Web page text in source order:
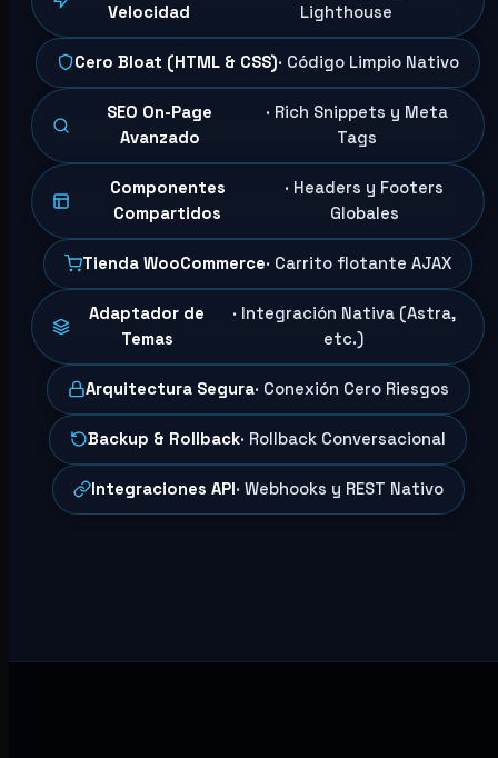
Velocidad
Lighthouse
Cero Bloat (HTML & CSS)· Código Limpio Nativo
SEO On-Page
Avanzado
· Rich Snippets y Meta
Tags
Componentes
Compartidos
· Headers y Footers
Globales
Tienda WooCommerce· Carrito flotante AJAX
Adaptador de
Temas
· Integración Nativa (Astra,
etc.)
Arquitectura Segura· Conexión Cero Riesgos
Backup & Rollback· Rollback Conversacional
Integraciones API· Webhooks y REST Nativo